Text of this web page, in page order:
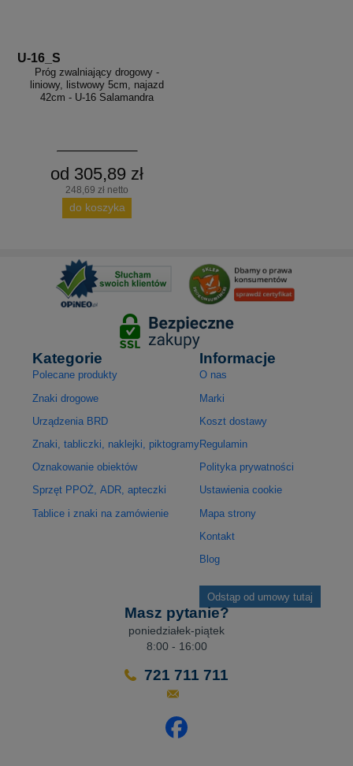
U-16_S
Próg zwalniający drogowy -
liniowy, listwowy 5cm, najazd
42cm - U-16 Salamandra
od 305,89 zł
248,69 zł netto
do koszyka
Kategorie
Polecane produkty
Znaki drogowe
Urządzenia BRD
Znaki, tabliczki, naklejki, piktogramy
Oznakowanie obiektów
Sprzęt PPOŻ, ADR, apteczki
Tablice i znaki na zamówienie
Informacje
O nas
Marki
Koszt dostawy
Regulamin
Polityka prywatności
Ustawienia cookie
Mapa strony
Kontakt
Blog
Odstąp od umowy tutaj
Masz pytanie?
poniedziałek-piątek
8:00 - 16:00
721 711 711
Odwiedź nasz profil na